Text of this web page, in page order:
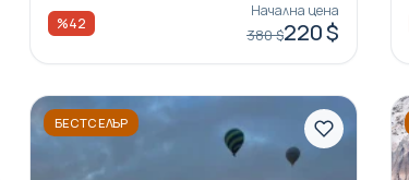
%42
Начална цена
380 $220 $
БЕСТСЕЛЪР